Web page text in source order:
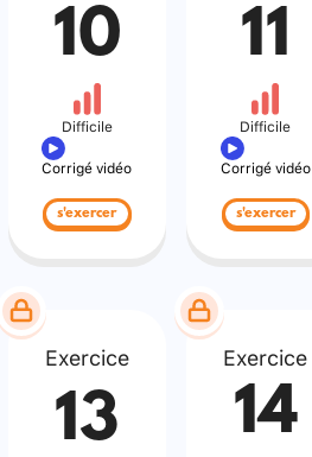
10
Difficile
Corrigé vidéo
s'exercer
11
Difficile
Corrigé vidéo
s'exercer
Exercice
13
Exercice
14